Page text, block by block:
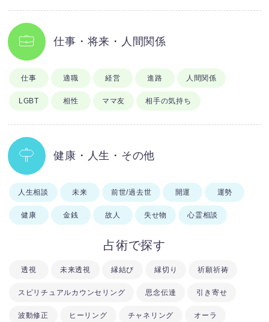
仕事・将来・人間関係
仕事 適職 経営 進路 人間関係
LGBT 相性 ママ友 相手の気持ち
健康・人生・その他
人生相談 未来 前世/過去世 開運 運勢
健康 金銭 故人 失せ物 心霊相談
占術で探す
透視 未来透視 縁結び 縁切り 祈願祈祷
スピリチュアルカウンセリング 思念伝達 引き寄せ
波動修正 ヒーリング チャネリング オーラ